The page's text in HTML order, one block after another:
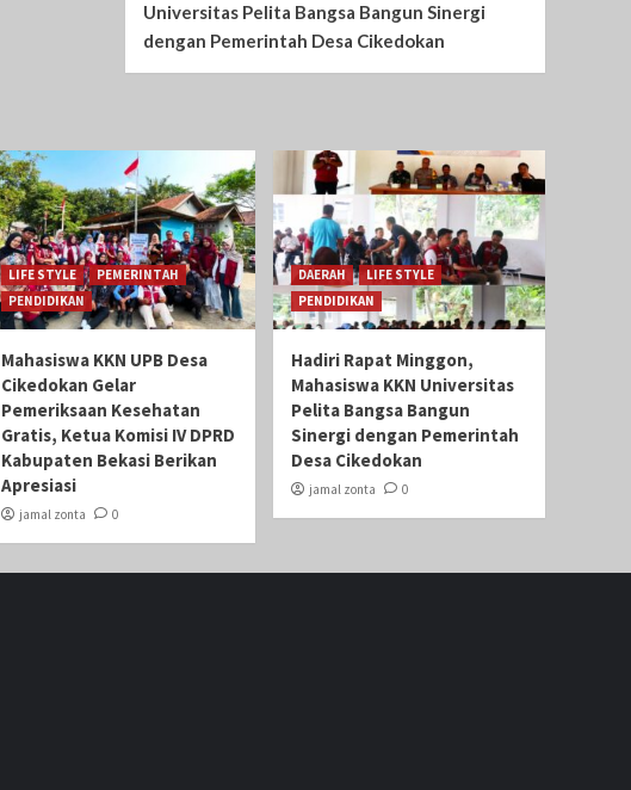
Universitas Pelita Bangsa Bangun Sinergi
dengan Pemerintah Desa Cikedokan
LIFE STYLE
PEMERINTAH
PENDIDIKAN
Mahasiswa KKN UPB Desa
Cikedokan Gelar
Pemeriksaan Kesehatan
Gratis, Ketua Komisi IV DPRD
Kabupaten Bekasi Berikan
Apresiasi
jamal zonta 0
DAERAH
LIFE STYLE
PENDIDIKAN
Hadiri Rapat Minggon,
Mahasiswa KKN Universitas
Pelita Bangsa Bangun
Sinergi dengan Pemerintah
Desa Cikedokan
jamal zonta 0